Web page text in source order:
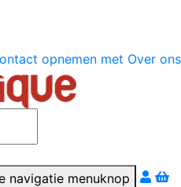
opnemen met Over ons
par téléphone